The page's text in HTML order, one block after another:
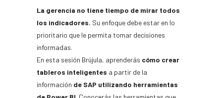
La gerencia no tiene tiempo de mirar todos
los indicadores. Su enfoque debe estar en lo
prioritario que le permita tomar decisiones
informadas.
En esta sesión Brújula, aprenderás cómo crear
tableros inteligentes a partir de la
información de SAP utilizando herramientas